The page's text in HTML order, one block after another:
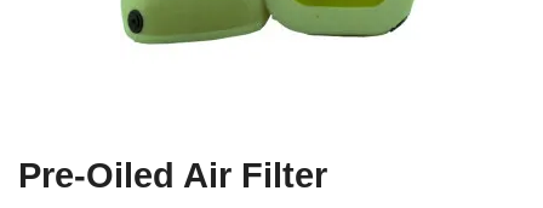
Pre-Oiled Air Filter